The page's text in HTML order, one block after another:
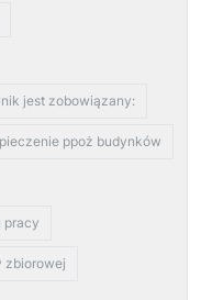
jest zobowiązany:
ppoż budynków
pracy
zbiorowej